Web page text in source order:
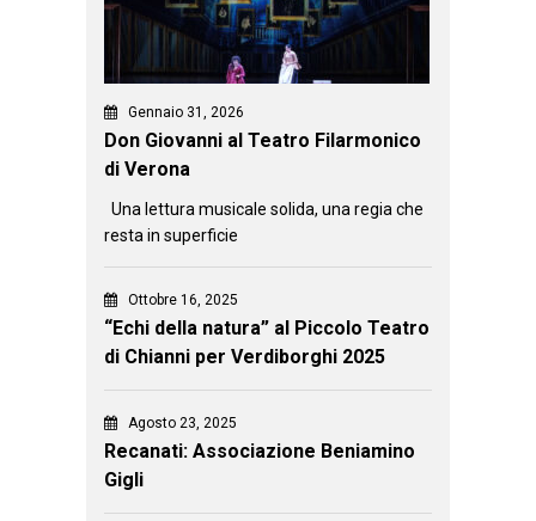
Gennaio 31, 2026
Don Giovanni al Teatro Filarmonico
di Verona
Una lettura musicale solida, una regia che
resta in superficie
Ottobre 16, 2025
“Echi della natura” al Piccolo Teatro
di Chianni per Verdiborghi 2025
Agosto 23, 2025
Recanati: Associazione Beniamino
Gigli